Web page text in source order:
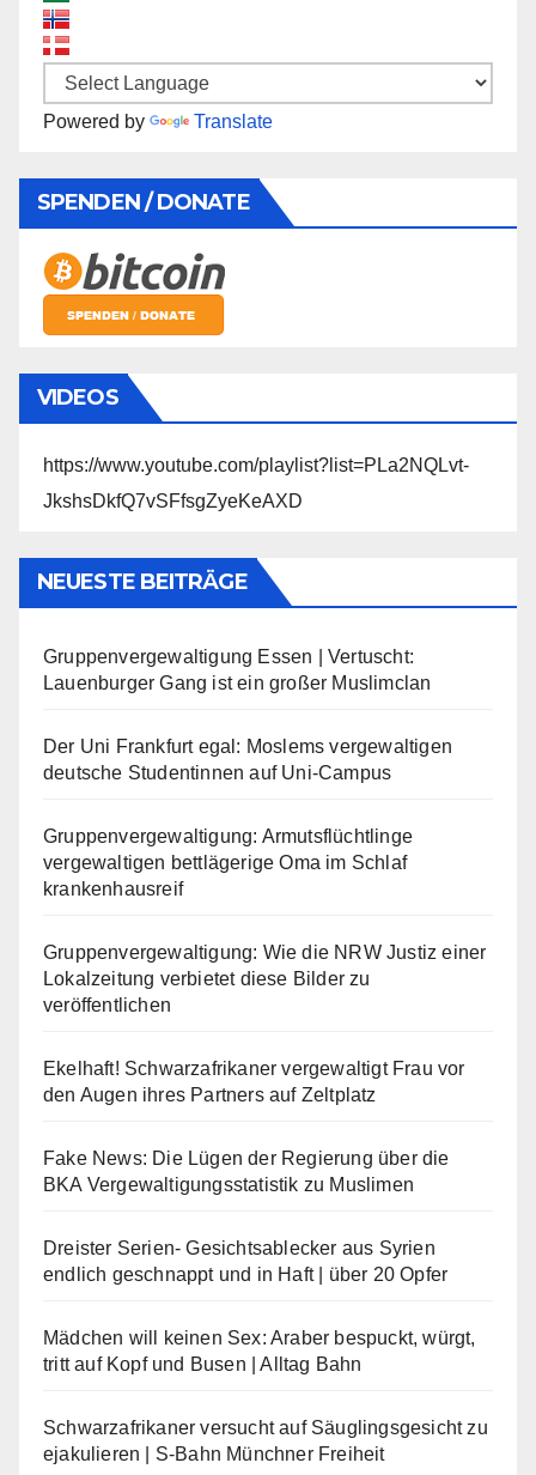
Powered by Translate
SPENDEN / DONATE
VIDEOS
https://www.youtube.com/playlist?list=PLa2NQLvt-
JkshsDkfQ7vSFfsgZyeKeAXD
NEUESTE BEITRÄGE
Gruppenvergewaltigung Essen | Vertuscht:
Lauenburger Gang ist ein großer Muslimclan
Der Uni Frankfurt egal: Moslems vergewaltigen
deutsche Studentinnen auf Uni-Campus
Gruppenvergewaltigung: Armutsflüchtlinge
vergewaltigen bettlägerige Oma im Schlaf
krankenhausreif
Gruppenvergewaltigung: Wie die NRW Justiz einer
Lokalzeitung verbietet diese Bilder zu
veröffentlichen
Ekelhaft! Schwarzafrikaner vergewaltigt Frau vor
den Augen ihres Partners auf Zeltplatz
Fake News: Die Lügen der Regierung über die
BKA Vergewaltigungsstatistik zu Muslimen
Dreister Serien- Gesichtsablecker aus Syrien
endlich geschnappt und in Haft | über 20 Opfer
Mädchen will keinen Sex: Araber bespuckt, würgt,
tritt auf Kopf und Busen | Alltag Bahn
Schwarzafrikaner versucht auf Säuglingsgesicht zu
ejakulieren | S-Bahn Münchner Freiheit